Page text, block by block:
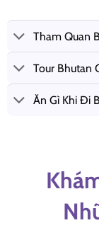
Tham Quan
Tour Bhutan
Ăn Gì Khi Đi